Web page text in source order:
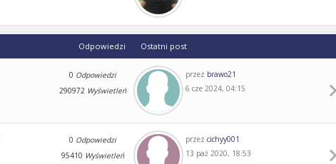
Odpowiedzi Ostatni post
0 Odpowiedzi
290972 Wyświetleń
przez brawo21
6 cze 2024, 04:15
0 Odpowiedzi
95410 Wyświetleń
przez cichyy001
13 paź 2020, 18:53